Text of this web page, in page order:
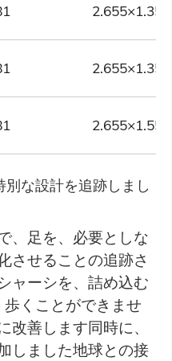
な設計を追跡しまし
、足を、必要としな
させることの追跡さ
ャーシを、詰め込む
歩くことができませ
改善します同時に、
しました地球との接